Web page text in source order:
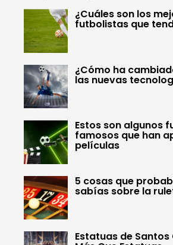
¿Cuáles son los
futbolistas que
¿Cómo ha
las nuevas
Estos son algunos
famosos que han
películas
5 cosas que
sabías sobre la
Estatuas de